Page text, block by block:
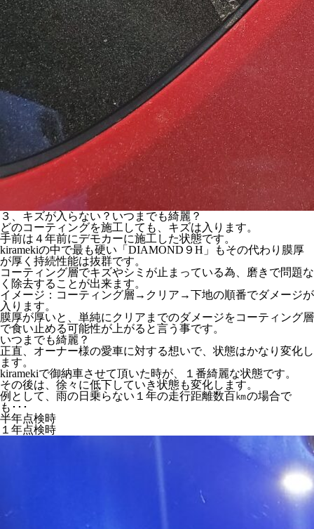
３、キズが入らない？いつまでも綺麗？
どのコーティングを施工しても、キズは入ります。
手前は４年前にデモカーに施工した状態です。
kiramekiの中で最も硬い「DIAMOND９H」もその代わり膜厚
が厚く持続性能は抜群です。
コーティング層でキズやシミが止まっている為、磨きで問題な
く除去することが出来ます。
イメージ：コーティング層→クリア→下地の順番でダメージが
入ります。
膜厚が厚いと、単純にクリアまでのダメージをコーティング層
で食い止める可能性が上がると言う事です。
いつまでも綺麗？
正直、オーナー様の愛車に対する想いで、状態はかなり変化し
ます。
kiramekiで御納車させて頂いた時が、１番綺麗な状態です。
その後は、徐々に低下していき状態も変化します。
例として、雨の日乗らない１年の走行距離数百㎞の場合で
も･･･
半年点検時
１年点検時